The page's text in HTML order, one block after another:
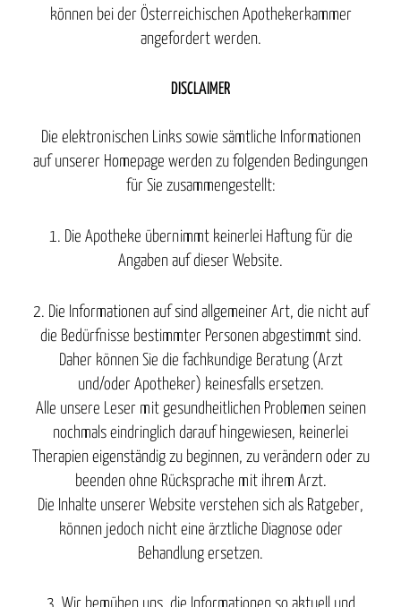
können bei der Österreichischen Apothekerkammer
angefordert werden.
DISCLAIMER
Die elektronischen Links sowie sämtliche Informationen
auf unserer Homepage werden zu folgenden Bedingungen
für Sie zusammengestellt:
1. Die Apotheke übernimmt keinerlei Haftung für die
Angaben auf dieser Website.
2. Die Informationen auf sind allgemeiner Art, die nicht auf
die Bedürfnisse bestimmter Personen abgestimmt sind.
Daher können Sie die fachkundige Beratung (Arzt
und/oder Apotheker) keinesfalls ersetzen.
Alle unsere Leser mit gesundheitlichen Problemen seinen
nochmals eindringlich darauf hingewiesen, keinerlei
Therapien eigenständig zu beginnen, zu verändern oder zu
beenden ohne Rücksprache mit ihrem Arzt.
Die Inhalte unserer Website verstehen sich als Ratgeber,
können jedoch nicht eine ärztliche Diagnose oder
Behandlung ersetzen.